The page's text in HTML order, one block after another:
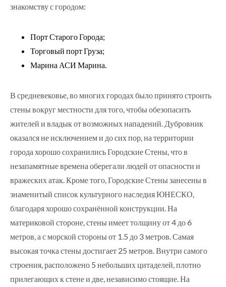
знакомству с городом:
Порт Старого Города;
Торговый порт Груза;
Марина АСИ Марина.
В средневековье, во многих городах было принято строить
стены вокруг местности для того, чтобы обезопасить
жителей и владык от возможных нападений. Дубровник
оказался не исключением и до сих пор, на территории
города хорошо сохранились Городские Стены, что в
незапамятные времена оберегали людей от опасности и
вражеских атак. Кроме того, Городские Стены занесены в
знаменитый список культурного наследия ЮНЕСКО,
благодаря хорошо сохранённой конструкции. На
материковой стороне, стены имеет толщину от 4 до 6
метров, а с морской стороны от 1.5 до 3 метров. Самая
высокая точка стены достигает 25 метров. Внутри самого
строения, расположено 5 небольших цитаделей, плотно
прилегающих к стене и две, независимо стоящие. На